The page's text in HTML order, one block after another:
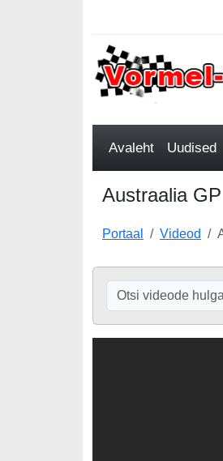
Avaleht Uudised
Austraalia
Portaal Videod